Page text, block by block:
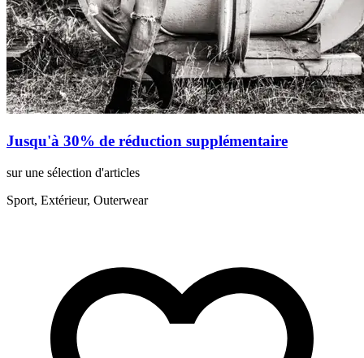
Jusqu'à 30% de réduction supplémentaire
sur une sélection d'articles
Sport, Extérieur, Outerwear